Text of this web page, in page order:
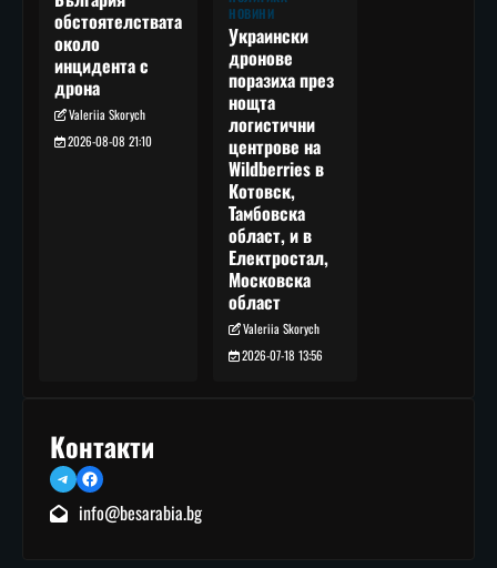
обстоятелствата
около
инцидента с
дрона
Valeriia Skorych
2026-08-08 21:10
НОВИНИ
Украински
дронове
поразиха през
нощта
логистични
центрове на
Wildberries в
Котовск,
Тамбовска
област, и в
Електростал,
Московска
област
Valeriia Skorych
2026-07-18 13:56
Контакти
TelegramFacebook
info@besarabia.bg